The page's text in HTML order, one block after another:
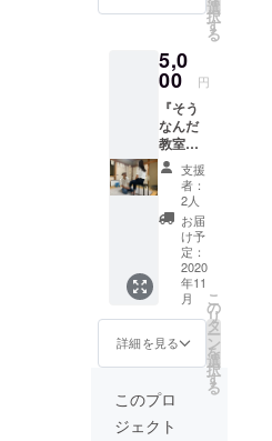
なん
しい呼
吸とは
こうい
うこと
か！と
気づけ
る教
室。 所
要時間
は９０
分ぐら
いを考
えてい
ます。
予約は
１２月
１５日
メール
で予約
お願い
選
択
す
る
5,0
00 円
『そう
なんだ
教室』
＆頭の
先から
爪先ま
での体
CHECK
CHECK
結果に
よるこ
の先気
を付け
て欲し
いこと
所要時
間は２
時間ぐ
支援
者：
2人
お届
け予
定：
2020
年11
月
詳細を見る
こ
の
リ
タ
ー
ン
を
選
択
す
る
このプロ
ジェクト